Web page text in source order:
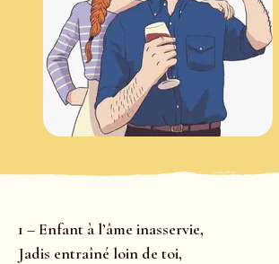
1 – Enfant à l’âme inasservie,
Jadis entraîné loin de toi,